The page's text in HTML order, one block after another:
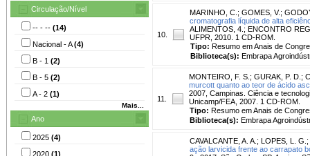
Circulação/Nível
-- - -- (14)
Nacional - A(4)
B - 1 (2)
B - 5 (2)
A - 2 (1)
Mais...
Ano
2025 (4)
2020 (1)
10.
MARINHO, C. ; GOMES, V.;
cromatografia líquida de alta
ALIMENTOS, 4.; ENCONTRO
UFPR, 2010. 1 CD-ROM.
Tipo: Resumo em Anais de
Biblioteca(s): Embrapa
11.
MONTEIRO, F. S. ; GURAK, P. D. ;
murcott quanto ao teor de ácido
2007, Campinas. Ciência e
Unicamp/FEA, 2007. 1 CD-ROM.
Tipo: Resumo em Anais de
Biblioteca(s): Embrapa
CAVALCANTE, A. A. ; LOPES, L. G. ;
ação larvicida frente ao carrapato